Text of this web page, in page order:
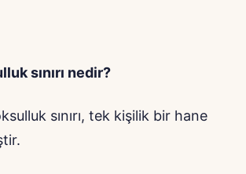
sınırı nedir?
sınırı, tek kişilik bir hane